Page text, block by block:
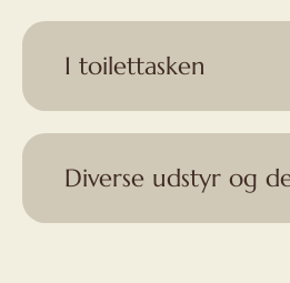
I toilettasken
Diverse udstyr og